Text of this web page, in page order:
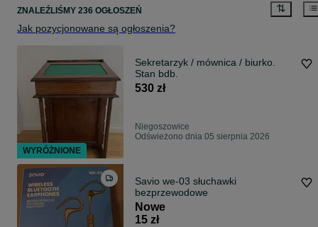
ZNALEŹLIŚMY 236 OGŁOSZEŃ
Jak pozycjonowane są ogłoszenia?
Sekretarzyk / mównica / biurko.
Stan bdb.
530 zł
Niegoszowice
Odświeżono dnia 05 sierpnia 2026
Savio we-03 słuchawki
bezprzewodowe
Nowe
15 zł
WYRÓŻNIONE